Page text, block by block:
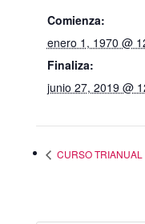
Comienza:
enero 1, 1970 @
Finaliza:
junio 27, 2019 @
CURSO TRIANUAL